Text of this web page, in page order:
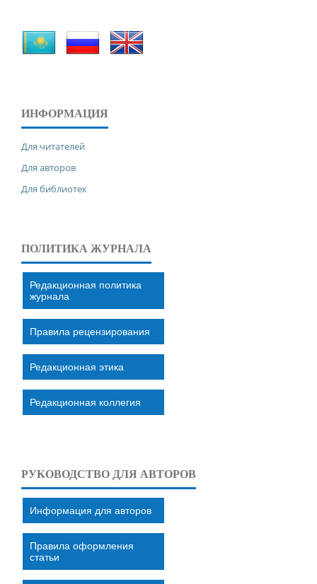
ИНФОРМАЦИЯ
Для читателей
Для авторов
Для библиотек
ПОЛИТИКА ЖУРНАЛА
Редакционная политика
журнала
Правила рецензирования
Редакционная этика
Редакционная коллегия
РУКОВОДСТВО ДЛЯ АВТОРОВ
Информация для авторов
Правила оформления
статьи